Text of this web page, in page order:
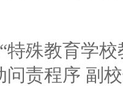
特殊教育学
问责程序 副